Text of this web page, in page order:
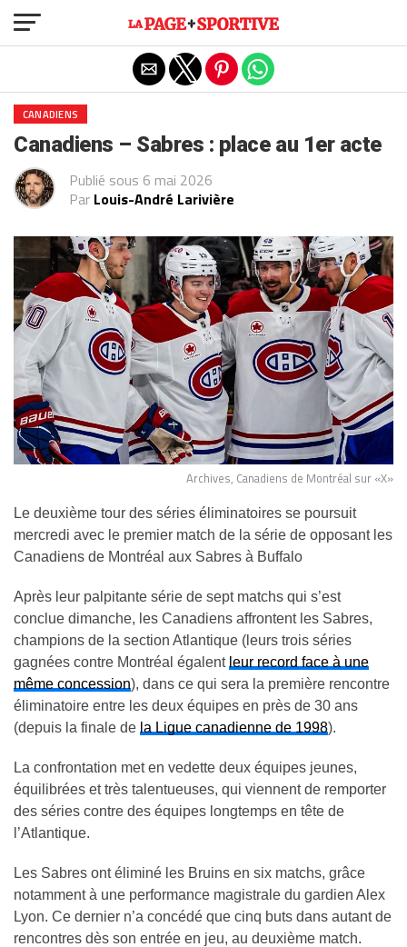
CANADIENS
Canadiens – Sabres : place au 1er acte
Publié sous 6 mai 2026
Par Louis-André Larivière
Archives, Canadiens de Montréal sur «X»
Le deuxième tour des séries éliminatoires se poursuit
mercredi avec le premier match de la série de opposant les
Canadiens de Montréal aux Sabres à Buffalo
Après leur palpitante série de sept matchs qui s’est
conclue dimanche, les Canadiens affrontent les Sabres,
champions de la section Atlantique (leurs trois séries
gagnées contre Montréal égalent leur record face à une
même concession), dans ce qui sera la première rencontre
éliminatoire entre les deux équipes en près de 30 ans
(depuis la finale de la Ligue canadienne de 1998).
La confrontation met en vedette deux équipes jeunes,
équilibrées et très talentueuses, qui viennent de remporter
des séries contre des équipes longtemps en tête de
l’Atlantique.
Les Sabres ont éliminé les Bruins en six matchs, grâce
notamment à une performance magistrale du gardien Alex
Lyon. Ce dernier n’a concédé que cinq buts dans autant de
rencontres dès son entrée en jeu, au deuxième match.
Exit mobile version